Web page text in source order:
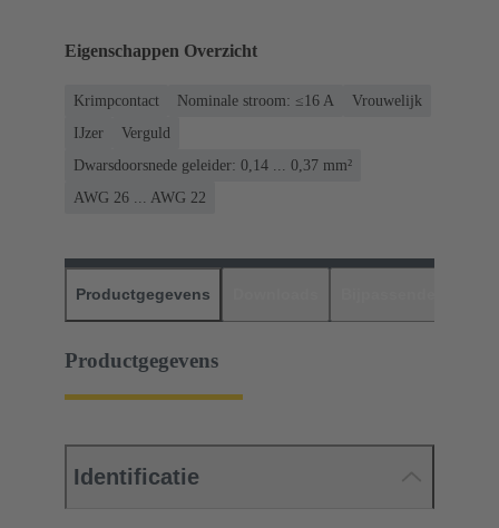
Eigenschappen Overzicht
Krimpcontact Nominale stroom: ≤16 A
Vrouwelijk
IJzer
Verguld
Dwarsdoorsnede geleider: 0,14 ... 0,37 mm²
AWG 26 ... AWG 22
Productgegevens
Productgegevens
Identificatie